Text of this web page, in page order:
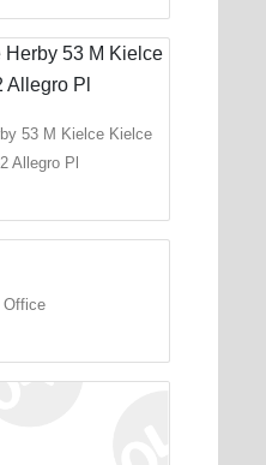
53 M Kielce Kielce
Allegro Pl
Office